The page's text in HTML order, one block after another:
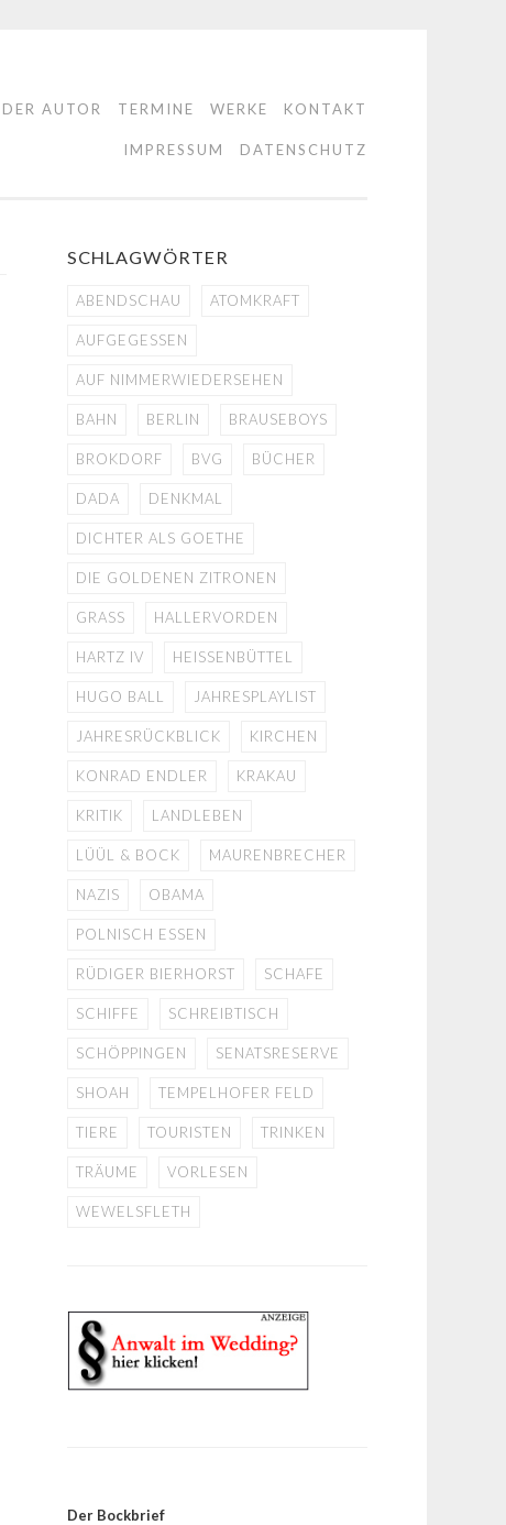
DER AUTOR TERMINE WERKE KONTAKT
IMPRESSUM DATENSCHUTZ
SCHLAGWÖRTER
ABENDSCHAU ATOMKRAFT
AUFGEGESSEN
AUF NIMMERWIEDERSEHEN
BAHN BERLIN BRAUSEBOYS
BROKDORF BVG BÜCHER
DADA DENKMAL
DICHTER ALS GOETHE
DIE GOLDENEN ZITRONEN
GRASS HALLERVORDEN
HARTZ IV HEISSENBÜTTEL
HUGO BALL JAHRESPLAYLIST
JAHRESRÜCKBLICK KIRCHEN
KONRAD ENDLER KRAKAU
KRITIK LANDLEBEN
LÜÜL & BOCK MAURENBRECHER
NAZIS OBAMA
POLNISCH ESSEN
RÜDIGER BIERHORST SCHAFE
SCHIFFE SCHREIBTISCH
SCHÖPPINGEN SENATSRESERVE
SHOAH TEMPELHOFER FELD
TIERE TOURISTEN TRINKEN
TRÄUME VORLESEN
WEWELSFLETH
Der Bockbrief